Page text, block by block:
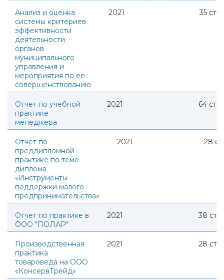
Анализ и оценка
системы критериев
эффективности
деятельности
органов
муниципального
управления и
мероприятия по её
совершенствованию
2021 35 стр.
Отчет по учебной
практике
менеджера
2021 64 стр.
Отчет по
преддипломной
практике по теме
диплома
«Инструменты
поддержки малого
предпринимательства»
2021 28
Отчет по практике в
ООО "ПОЛАР"
2021 38 стр.
Производственная
практика
товароведа на ООО
«КонсервТрейд»
2021 28 стр.